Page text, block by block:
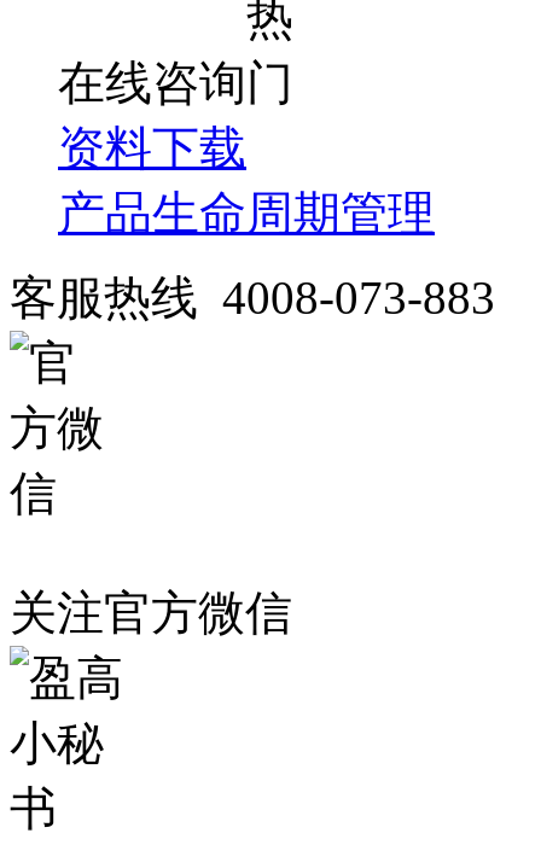
在线咨询
资料下载
产品生命周期管理
客服热线 4008-073-883
关注官方微信